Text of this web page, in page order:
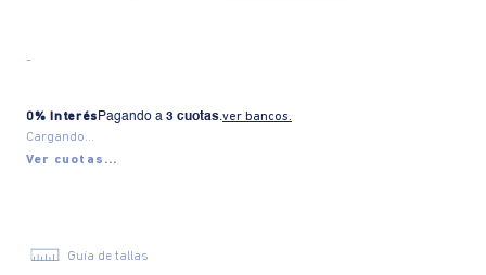
-
0% Interés Pagando a 3 cuotas.ver bancos.
Cargando...
Ver cuotas...
Guía de tallas